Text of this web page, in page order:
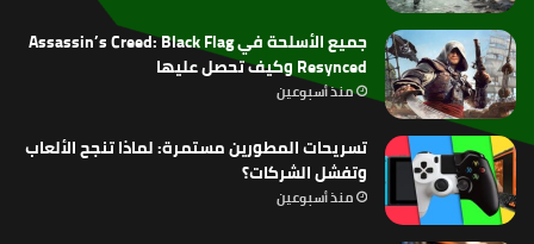
جميع الأسلحة في Assassin’s Creed: Black Flag
Resynced وكيف تحصل عليها
منذ أسبوعين
تسريحات المطورين مستمرة: لماذا تنجح الألعاب
وتفشل الشركات؟
منذ أسبوعين